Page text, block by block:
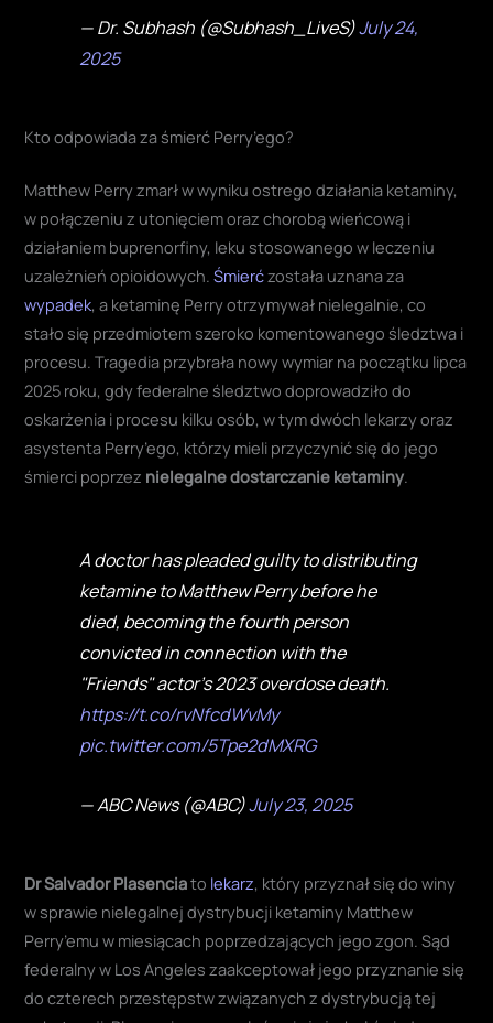
— Dr. Subhash (@Subhash_LiveS)July 24,
2025
Kto odpowiada za śmierć Perry’ego?
Matthew Perry zmarł w wyniku ostrego działania ketaminy,
w połączeniu z utonięciem oraz chorobą wieńcową i
działaniem buprenorfiny, leku stosowanego w leczeniu
uzależnień opioidowych.Śmierćzostała uznana za
wypadek, a ketaminę Perry otrzymywał nielegalnie, co
stało się przedmiotem szeroko komentowanego śledztwa i
procesu. Tragedia przybrała nowy wymiar na początku lipca
2025 roku, gdy federalne śledztwo doprowadziło do
oskarżenia i procesu kilku osób, w tym dwóch lekarzy oraz
asystenta Perry’ego, którzy mieli przyczynić się do jego
śmierci poprzez nielegalne dostarczanie ketaminy.
A doctor has pleaded guilty to distributing
ketamine to Matthew Perry before he
died, becoming the fourth person
convicted in connection with the
"Friends" actor's 2023 overdose death.
https://t.co/rvNfcdWvMy
pic.twitter.com/5Tpe2dMXRG
— ABC News (@ABC)July 23, 2025
Dr Salvador Plasenciato lekarz, który przyznał się do winy
w sprawie nielegalnej dystrybucji ketaminy Matthew
Perry’emu w miesiącach poprzedzających jego zgon. Sąd
federalny w Los Angeles zaakceptował jego przyznanie się
do czterech przestępstw związanych z dystrybucją tej